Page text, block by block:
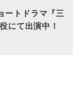
ートドラマ『三
にて出演中！